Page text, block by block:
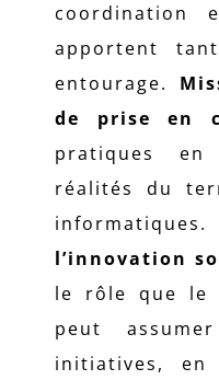
coordination
apportent
entourage.
de prise en
pratiques
réalités du
l’innovation
le rôle que le
peut
initiatives, en